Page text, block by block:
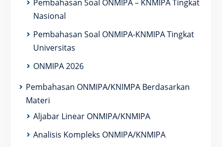
Pembahasan Soal ONMIPA – KNMIPA Tingkat
Nasional
Pembahasan Soal ONMIPA-KNMIPA Tingkat
Universitas
ONMIPA 2026
Pembahasan ONMIPA/KNIMPA Berdasarkan
Materi
Aljabar Linear ONMIPA/KNMIPA
Analisis Kompleks ONMIPA/KNMIPA